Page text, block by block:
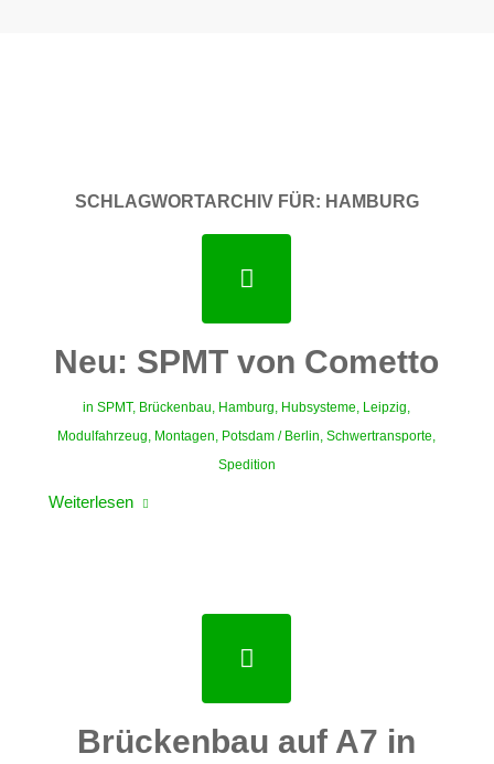
SCHLAGWORTARCHIV FÜR: HAMBURG
Neu: SPMT von Cometto
inSPMT, Brückenbau, Hamburg, Hubsysteme, Leipzig,
Modulfahrzeug, Montagen, Potsdam / Berlin,Schwertransporte,
Spedition
Weiterlesen
Brückenbau auf A7 in